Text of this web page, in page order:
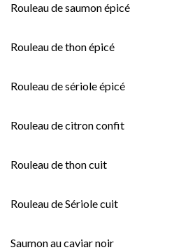
Rouleau de saumon épicé
Rouleau de thon épicé
Rouleau de sériole épicé
Rouleau de citron confit
Rouleau de thon cuit
Rouleau de Sériole cuit
Saumon au caviar noir